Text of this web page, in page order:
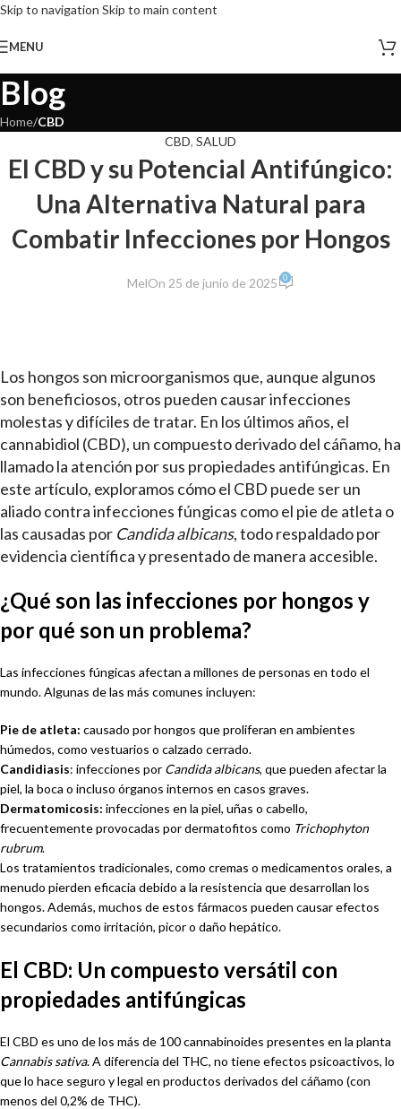
Skip to navigation Skip to main content
MENU
Blog
Home/CBD
CBD, SALUD
El CBD y su Potencial Antifúngico:
Una Alternativa Natural para
Combatir Infecciones por Hongos
MelOn 25 de junio de 2025 0
Los hongos son microorganismos que, aunque algunos
son beneficiosos, otros pueden causar infecciones
molestas y difíciles de tratar. En los últimos años, el
cannabidiol (CBD), un compuesto derivado del cáñamo, ha
llamado la atención por sus propiedades antifúngicas. En
este artículo, exploramos cómo el CBD puede ser un
aliado contra infecciones fúngicas como el pie de atleta o
las causadas por Candida albicans, todo respaldado por
evidencia científica y presentado de manera accesible.
¿Qué son las infecciones por hongos y
por qué son un problema?
Las infecciones fúngicas afectan a millones de personas en todo el
mundo. Algunas de las más comunes incluyen:
Pie de atleta: causado por hongos que proliferan en ambientes
húmedos, como vestuarios o calzado cerrado.
Candidiasis: infecciones por Candida albicans, que pueden afectar la
piel, la boca o incluso órganos internos en casos graves.
Dermatomicosis: infecciones en la piel, uñas o cabello,
frecuentemente provocadas por dermatofitos como Trichophyton
rubrum.
Los tratamientos tradicionales, como cremas o medicamentos orales, a
menudo pierden eficacia debido a la resistencia que desarrollan los
hongos. Además, muchos de estos fármacos pueden causar efectos
secundarios como irritación, picor o daño hepático.
El CBD: Un compuesto versátil con
propiedades antifúngicas
El CBD es uno de los más de 100 cannabinoides presentes en la planta
Cannabis sativa. A diferencia del THC, no tiene efectos psicoactivos, lo
que lo hace seguro y legal en productos derivados del cáñamo (con
menos del 0,2% de THC).